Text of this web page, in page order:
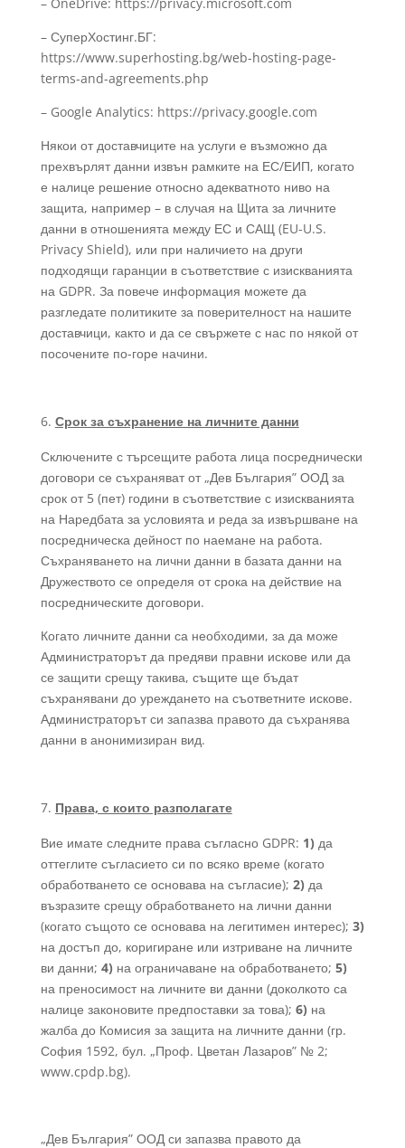
– СуперХостинг.БГ:
https://www.superhosting.bg/web-hosting-page-
terms-and-agreements.php
– Google Analytics: https://privacy.google.com
Някои от доставчиците на услуги е възможно да
прехвърлят данни извън рамките на ЕС/ЕИП, когато
е налице решение относно адекватното ниво на
защита, например – в случая на Щита за личните
данни в отношенията между ЕС и САЩ (EU-U.S.
Privacy Shield), или при наличието на други
подходящи гаранции в съответствие с изискванията
на GDPR. За повече информация можете да
разгледате политиките за поверителност на нашите
доставчици, както и да се свържете с нас по някой от
посочените по-горе начини.
Срок за съхранение на личните данни
Сключените с търсещите работа лица посреднически
договори се съхраняват от „Дев България” ООД за
срок от 5 (пет) години в съответствие с изискванията
на Наредбата за условията и реда за извършване на
посредническа дейност по наемане на работа.
Съхраняването на лични данни в базата данни на
Дружеството се определя от срока на действие на
посредническите договори.
Когато личните данни са необходими, за да може
Администраторът да предяви правни искове или да
се защити срещу такива, същите ще бъдат
съхранявани до уреждането на съответните искове.
Администраторът си запазва правото да съхранява
данни в анонимизиран вид.
Права, с които разполагате
Вие имате следните права съгласно GDPR: 1) да
оттеглите съгласието си по всяко време (когато
обработването се основава на съгласие); 2) да
възразите срещу обработването на лични данни
(когато същото се основава на легитимен интерес); 3)
на достъп до, коригиране или изтриване на личните
ви данни; 4) на ограничаване на обработването; 5)
на преносимост на личните ви данни (доколкото са
налице законовите предпоставки за това); 6) на
жалба до Комисия за защита на личните данни (гр.
София 1592, бул. „Проф. Цветан Лазаров” № 2;
www.cpdp.bg).
„Дев България” ООД си запазва правото да